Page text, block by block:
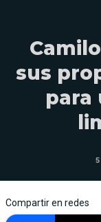
sus
para
Compartir en redes